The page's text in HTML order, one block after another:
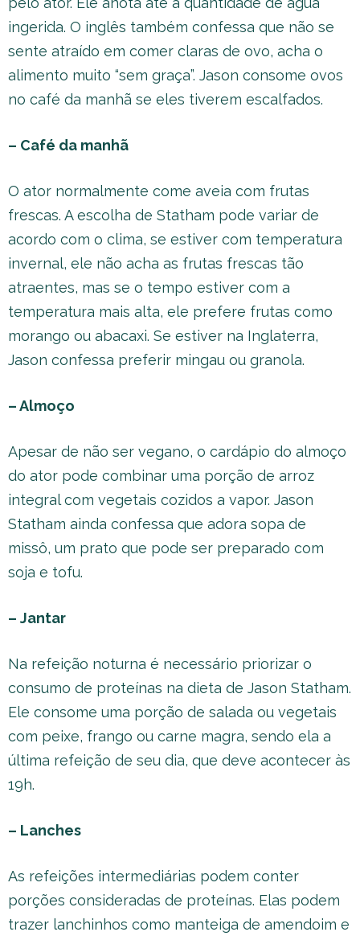
ingerida. O inglês também confessa que não se
sente atraído em comer claras de ovo, acha o
alimento muito “sem graça”. Jason consome ovos
no café da manhã se eles tiverem escalfados.
– Café da manhã
O ator normalmente come aveia com frutas
frescas. A escolha de Statham pode variar de
acordo com o clima, se estiver com temperatura
invernal, ele não acha as frutas frescas tão
atraentes, mas se o tempo estiver com a
temperatura mais alta, ele prefere frutas como
morango ou abacaxi. Se estiver na Inglaterra,
Jason confessa preferir mingau ou granola.
– Almoço
Apesar de não ser vegano, o cardápio do almoço
do ator pode combinar uma porção de arroz
integral com vegetais cozidos a vapor. Jason
Statham ainda confessa que adora sopa de
missô, um prato que pode ser preparado com
soja e tofu.
– Jantar
Na refeição noturna é necessário priorizar o
consumo de proteínas na dieta de Jason Statham.
Ele consome uma porção de salada ou vegetais
com peixe, frango ou carne magra, sendo ela a
última refeição de seu dia, que deve acontecer às
19h.
– Lanches
As refeições intermediárias podem conter
porções consideradas de proteínas. Elas podem
trazer lanchinhos como manteiga de amendoim e